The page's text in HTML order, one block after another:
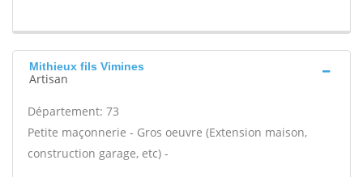
Mithieux fils Vimines
Artisan
Département: 73
Petite maçonnerie - Gros oeuvre (Extension maison,
construction garage, etc) -